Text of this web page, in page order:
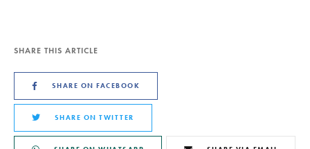
SHARE THIS ARTICLE
SHARE ON FACEBOOK
SHARE ON TWITTER